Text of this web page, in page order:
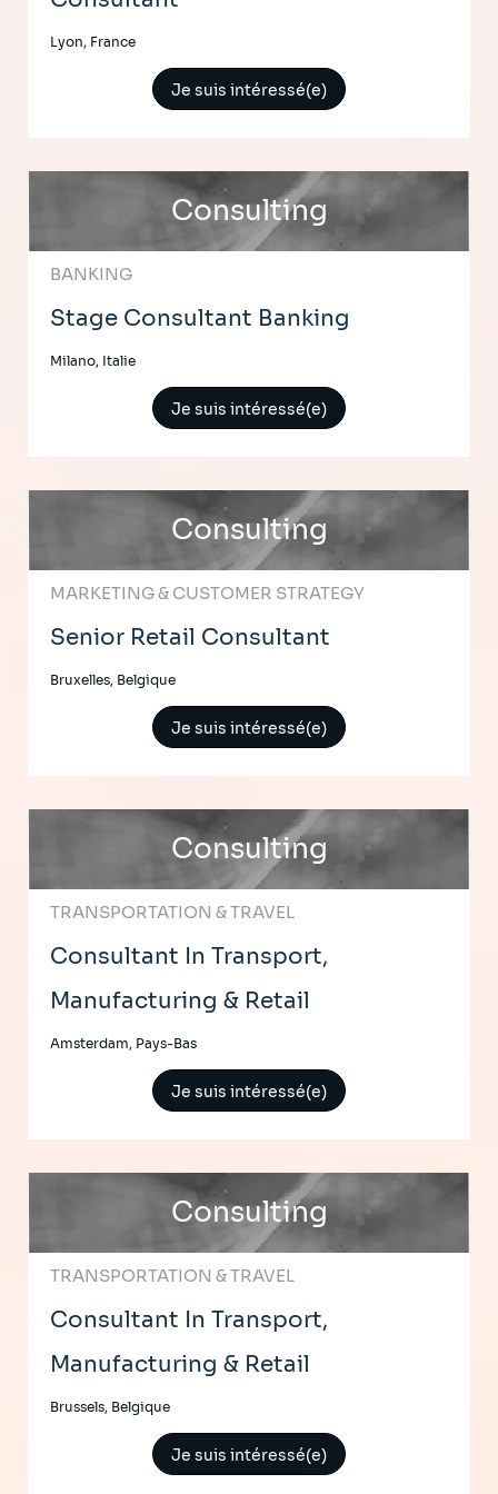
Lyon, France
Je suis intéressé(e)
Consulting
BANKING
Stage Consultant Banking
Milano, Italie
Je suis intéressé(e)
Consulting
MARKETING & CUSTOMER STRATEGY
Senior Retail Consultant
Bruxelles, Belgique
Je suis intéressé(e)
Consulting
TRANSPORTATION & TRAVEL
Consultant In Transport,
Manufacturing & Retail
Amsterdam, Pays-Bas
Je suis intéressé(e)
Consulting
TRANSPORTATION & TRAVEL
Consultant In Transport,
Manufacturing & Retail
Brussels, Belgique
Je suis intéressé(e)